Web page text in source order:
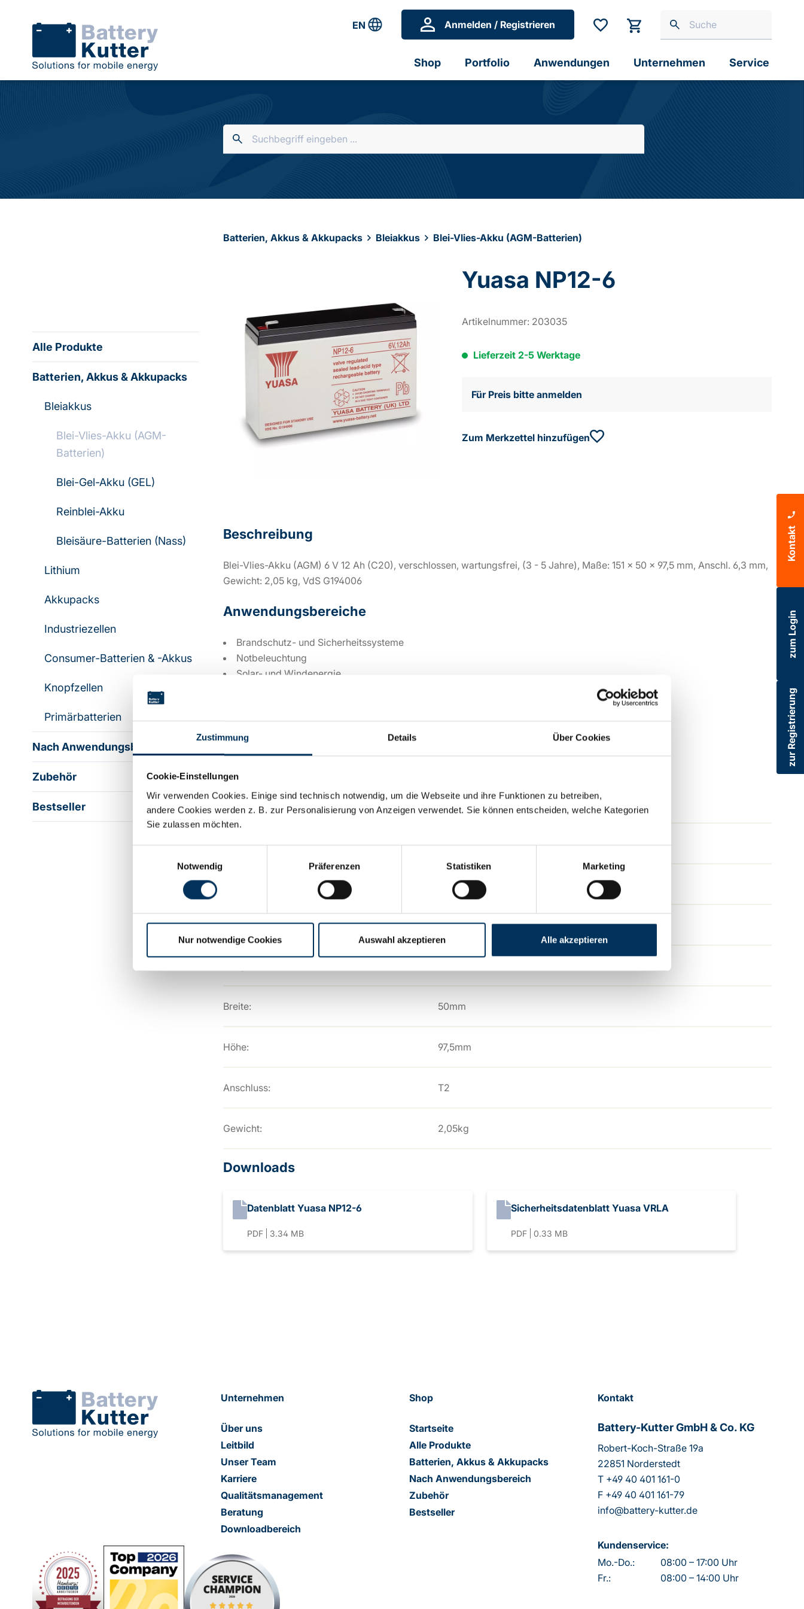
Zustimmung Details Über Cookies
Cookie-Einstellungen
Wir verwenden Cookies. Einige sind technisch notwendig, um die Webseite und ihre Funktionen zu betreiben,
andere Cookies werden z. B. zur Personalisierung von Anzeigen verwendet. Sie können entscheiden, welche Kategorien
Sie zulassen möchten.
Notwendig
Präferenzen Statistiken Marketing
Nur notwendige Cookies Auswahl akzeptieren Alle akzeptieren
EN Anmelden / Registrieren
Shop Portfolio Anwendungen Unternehmen Service
Alle Produkte
Batterien, Akkus & Akkupacks
Bleiakkus
Blei-Vlies-Akku (AGM-
Batterien)
Blei-Gel-Akku (GEL)
Reinblei-Akku
Bleisäure-Batterien (Nass)
Lithium
Akkupacks
Industriezellen
Consumer-Batterien & -Akkus
Knopfzellen
Primärbatterien
Nach Anwendungsbereich
Zubehör
Bestseller
Batterien, Akkus & Akkupacks Bleiakkus Blei-Vlies-Akku (AGM-Batterien)
Yuasa NP12-6
Artikelnummer: 203035
Lieferzeit 2-5 Werktage
Für Preis bitte anmelden
Zum Merkzettel hinzufügen
Beschreibung
Blei-Vlies-Akku (AGM) 6 V 12 Ah (C20), verschlossen, wartungsfrei, (3 - 5 Jahre), Maße: 151 x 50 x 97,5 mm, Anschl. 6,3 mm,
Gewicht: 2,05 kg, VdS G194006
Anwendungsbereiche
Brandschutz- und Sicherheitssysteme
Notbeleuchtung
Solar- und Windenergie
Technische Details
Spannung: 6V
Kapazität: 12Ah
Blei AGM
Hersteller: Yuasa
Breite: 50mm
Höhe: 97,5mm
Anschluss: T2
Gewicht: 2,05kg
Downloads
Datenblatt Yuasa NP12-6
PDF 3.34 MB
Sicherheitsdatenblatt Yuasa VRLA
PDF 0.33 MB
Kontakt
zum Login
zur Registrierung
Unternehmen
Über uns
Leitbild
Unser Team
Karriere
Qualitätsmanagement
Beratung
Downloadbereich
Shop
Startseite
Alle Produkte
Batterien, Akkus & Akkupacks
Nach Anwendungsbereich
Zubehör
Bestseller
Kontakt
Battery-Kutter GmbH & Co. KG
Robert-Koch-Straße 19a
22851 Norderstedt
T +49 40 401 161-0
F +49 40 401 161-79
info@battery-kutter.de
Kundenservice:
Mo.-Do.:
08:00 – 17:00 Uhr
Fr.:
08:00 – 14:00 Uhr